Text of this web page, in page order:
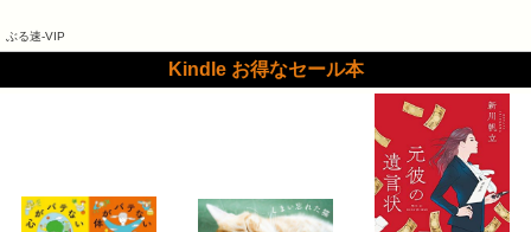
ぶる速-VIP
Kindle お得なセール本